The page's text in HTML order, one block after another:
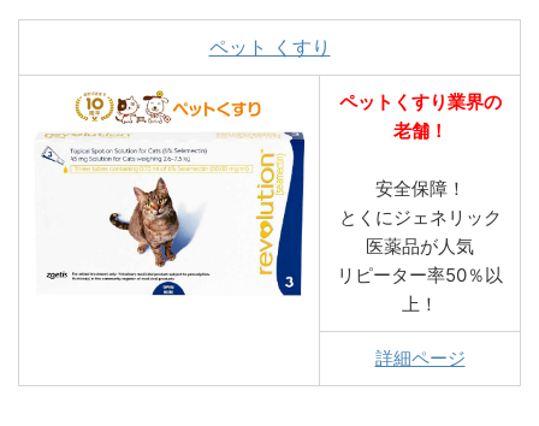
ペット くすり
ペットくすり業界の
老舗！
安全保障！
とくにジェネリック
医薬品が人気
リピーター率50％以
上！
詳細ページ